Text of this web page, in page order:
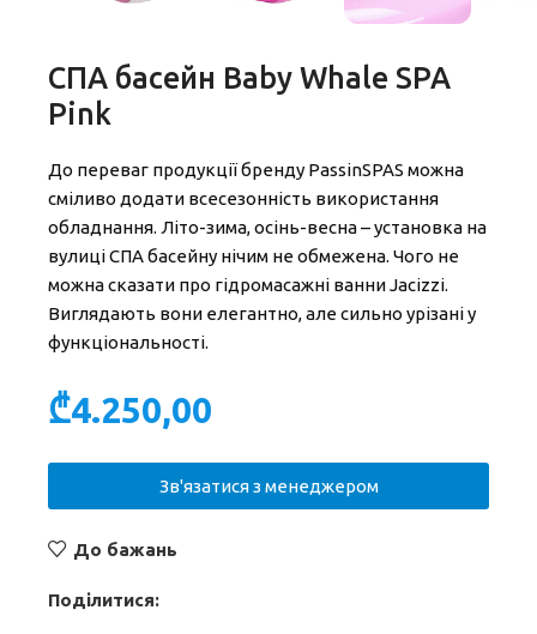
СПА басейн Baby Whale SPA
Pink
До переваг продукції бренду PassinSPAS можна
сміливо додати всесезонність використання
обладнання. Літо-зима, осінь-весна – установка на
вулиці СПА басейну нічим не обмежена. Чого не
можна сказати про гідромасажні ванни Jacizzi.
Виглядають вони елегантно, але сильно урізані у
функціональності.
₾4.250,00
Зв'язатися з менеджером
До бажань
Поділитися: